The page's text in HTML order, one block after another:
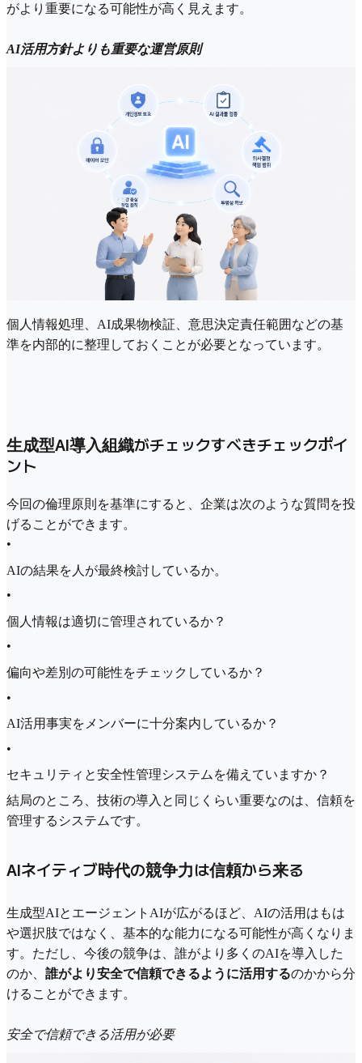
がより重要になる可能性が高く見えます。
AI活用方針よりも重要な運営原則
個人情報処理、AI成果物検証、意思決定責任範囲などの基
準を内部的に整理しておくことが必要となっています。
生成型AI導入組織がチェックすべきチェックポイ
ント
今回の倫理原則を基準にすると、企業は次のような質問を投
げることができます。
•
AIの結果を人が最終検討しているか。
•
個人情報は適切に管理されているか？
•
偏向や差別の可能性をチェックしているか？
•
AI活用事実をメンバーに十分案内しているか？
•
セキュリティと安全性管理システムを備えていますか？
結局のところ、技術の導入と同じくらい重要なのは、信頼を
管理するシステムです。
AIネイティブ時代の競争力は信頼から来る
生成型AIとエージェントAIが広がるほど、AIの活用はもは
や選択肢ではなく、基本的な能力になる可能性が高くなりま
す。ただし、今後の競争は、誰がより多くのAIを導入した
のか、 誰がより安全で信頼できるように活用するのかから分
けることができます。
安全で信頼できる活用が必要